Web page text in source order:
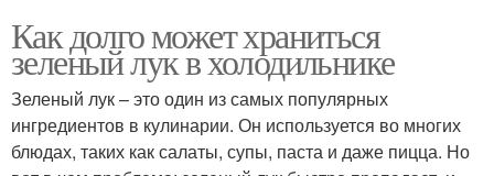
Как долго может храниться
зеленый лук в холодильнике
Зеленый лук – это один из самых популярных
ингредиентов в кулинарии. Он используется во многих
блюдах, таких как салаты, супы, паста и даже пицца. Но